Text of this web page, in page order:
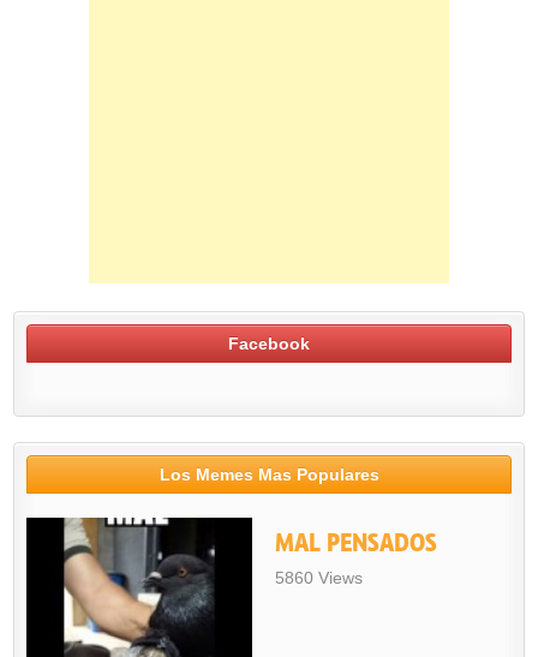
Facebook
Los Memes Mas Populares
MAL PENSADOS
5860 Views